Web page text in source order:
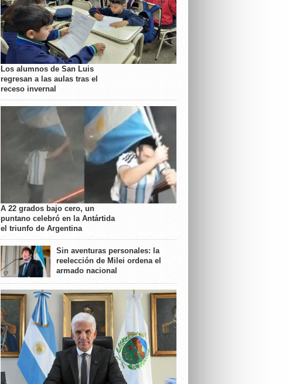
Los alumnos de San Luis
regresan a las aulas tras el
receso invernal
A 22 grados bajo cero, un
puntano celebró en la Antártida
el triunfo de Argentina
Sin aventuras personales: la
reelección de Milei ordena el
armado nacional